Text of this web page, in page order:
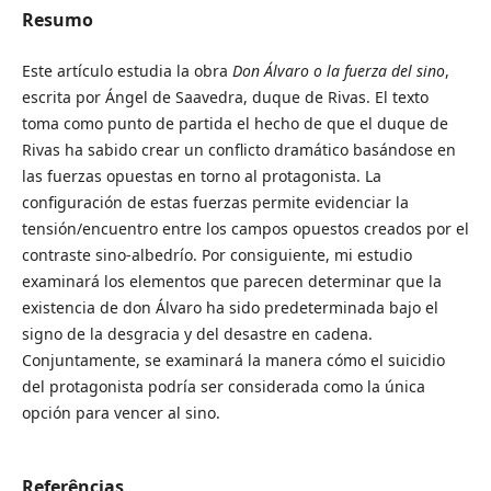
Resumo
Este artículo estudia la obra Don Álvaro o la fuerza del sino,
escrita por Ángel de Saavedra, duque de Rivas. El texto
toma como punto de partida el hecho de que el duque de
Rivas ha sabido crear un conflicto dramático basándose en
las fuerzas opuestas en torno al protagonista. La
configuración de estas fuerzas permite evidenciar la
tensión/encuentro entre los campos opuestos creados por el
contraste sino-albedrío. Por consiguiente, mi estudio
examinará los elementos que parecen determinar que la
existencia de don Álvaro ha sido predeterminada bajo el
signo de la desgracia y del desastre en cadena.
Conjuntamente, se examinará la manera cómo el suicidio
del protagonista podría ser considerada como la única
opción para vencer al sino.